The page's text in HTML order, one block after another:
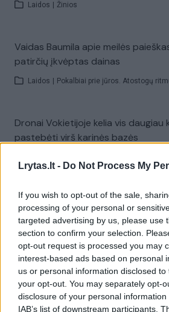
Lrytas.lt - Do Not Process My
If you wish to opt-out of the sale,
processing of your personal or
targeted advertising by us, please use
section to confirm your selection.
opt-out request is processed you may
interest-based ads based on personal
us or personal information disclosed
your opt-out. You may separately opt-
disclosure of your personal
IAB’s list of downstream participants.
Laidos Žinios
Vaidas Baumila apie meilės
patirčių įkvėptas dainas
Laidos Pokalbiai prie jūros. Atostogų
Dronai Vokietijoje kelia vis daugiau
pastebėti virš karinės bazės
Visi įrašai
Žiūrimiausi
Vaizdai iš tragiškos avarijos